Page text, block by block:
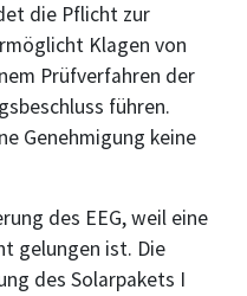
die Pflicht zur
Klagen von
Prüfverfahren der
führen.
Genehmigung keine
des EEG, weil eine
gelungen ist. Die
des Solarpakets I